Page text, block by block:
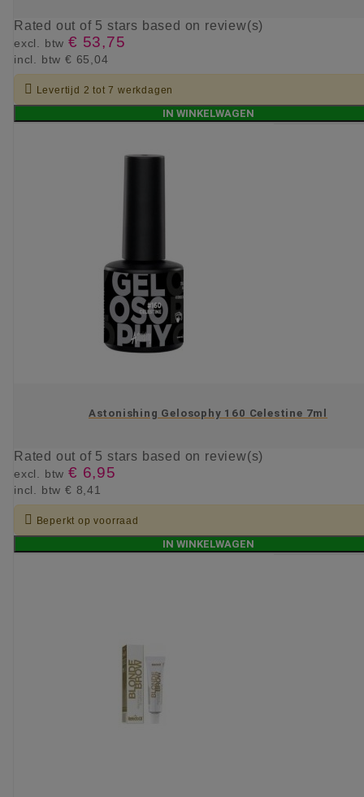
Rated out of 5 stars based on review(s)
excl. btw € 53,75
incl. btw € 65,04
 Levertijd 2 tot 7 werkdagen
IN WINKELWAGEN
Astonishing Gelosophy 160 Celestine 7ml
Rated out of 5 stars based on review(s)
excl. btw € 6,95
incl. btw € 8,41
 Beperkt op voorraad
IN WINKELWAGEN